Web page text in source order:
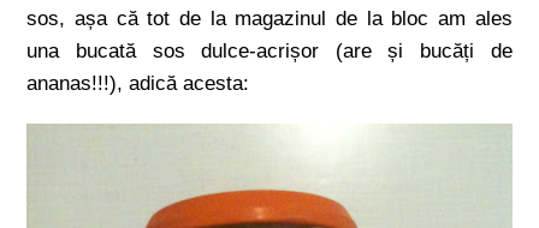
sos, așa că tot de la magazinul de la bloc am ales
una bucată sos dulce-acrișor (are și bucăți de
ananas!!!), adică acesta: